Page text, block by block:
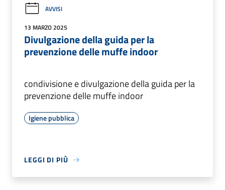
AVVISI
13 MARZO 2025
Divulgazione della guida per la
prevenzione delle muffe indoor
condivisione e divulgazione della guida per la
prevenzione delle muffe indoor
Igiene pubblica
LEGGI DI PIÙ